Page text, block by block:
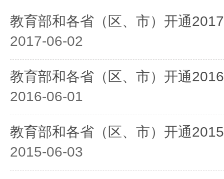
教育部和各省（区、市）开通
2017-06-02
教育部和各省（区、市）开通
2016-06-01
教育部和各省（区、市）开通
2015-06-03